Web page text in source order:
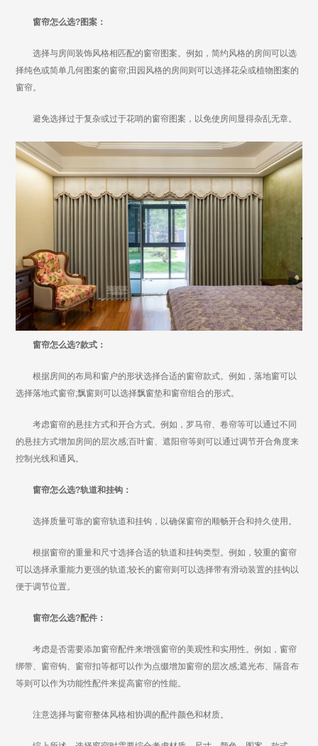
窗帘怎么选?图案：
选择与房间装饰风格相匹配的窗帘图案。例如，简约风格的房间可以选
择纯色或简单几何图案的窗帘;田园风格的房间则可以选择花朵或植物图案的
窗帘。
避免选择过于复杂或过于花哨的窗帘图案，以免使房间显得杂乱无章。
窗帘怎么选?款式：
根据房间的布局和窗户的形状选择合适的窗帘款式。例如，落地窗可以
选择落地式窗帘;飘窗则可以选择飘窗垫和窗帘组合的形式。
考虑窗帘的悬挂方式和开合方式。例如，罗马帘、卷帘等可以通过不同
的悬挂方式增加房间的层次感;百叶窗、遮阳帘等则可以通过调节开合角度来
控制光线和通风。
窗帘怎么选?轨道和挂钩：
选择质量可靠的窗帘轨道和挂钩，以确保窗帘的顺畅开合和持久使用。
根据窗帘的重量和尺寸选择合适的轨道和挂钩类型。例如，较重的窗帘
可以选择承重能力更强的轨道;较长的窗帘则可以选择带有滑动装置的挂钩以
便于调节位置。
窗帘怎么选?配件：
考虑是否需要添加窗帘配件来增强窗帘的美观性和实用性。例如，窗帘
绑带、窗帘钩、窗帘扣等都可以作为点缀增加窗帘的层次感;遮光布、隔音布
等则可以作为功能性配件来提高窗帘的性能。
注意选择与窗帘整体风格相协调的配件颜色和材质。